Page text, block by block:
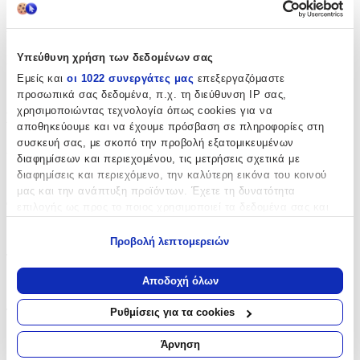
Υπεύθυνη χρήση των δεδομένων σας
Εμείς και οι 1022 συνεργάτες μας επεξεργαζόμαστε
προσωπικά σας δεδομένα, π.χ. τη διεύθυνση IP σας,
χρησιμοποιώντας τεχνολογία όπως cookies για να
αποθηκεύουμε και να έχουμε πρόσβαση σε πληροφορίες στη
συσκευή σας, με σκοπό την προβολή εξατομικευμένων
διαφημίσεων και περιεχομένου, τις μετρήσεις σχετικά με
διαφημίσεις και περιεχόμενο, την καλύτερη εικόνα του κοινού
μας και την ανάπτυξη προϊόντων. Έχετε τη δυνατότητα
Να συλλέξουμε πληροφορίες σχετικά με τη γεωγραφική
σας τοποθεσία, οι οποίες μπορεί να είναι ακριβείς σε
απόσταση μερικών μέτρων
Να αναγνωρίσουμε τη συσκευή σας σαρώνοντας ενεργά
για συγκεκριμένα χαρακτηριστικά (δακτυλικό αποτύπωμα)
Μάθετε περισσότερα σχετικά με τον τρόπο επεξεργασίας των
Προβολή λεπτομερειών
Αποδοχή όλων
Ρυθμίσεις για τα cookies
Άρνηση
Χαρακτηριστικά
Κατασκευαστής:
OEM
Βασικά Χαρακτηριστικά
Χρώμα:
Ροζ